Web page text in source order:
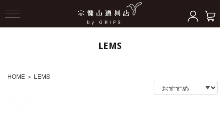
LEMS
HOME ＞ LEMS